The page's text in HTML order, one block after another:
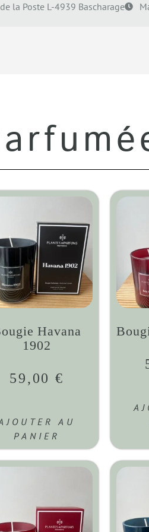
la Poste L-4939 Bascharage
Havana
1902
59,00 €
AU
PANIER